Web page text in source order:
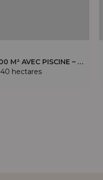
VIENNE – MANOIR DE 500 M² AVEC PISCINE – DOMAINE DE 40 HECTARES
40 hectares